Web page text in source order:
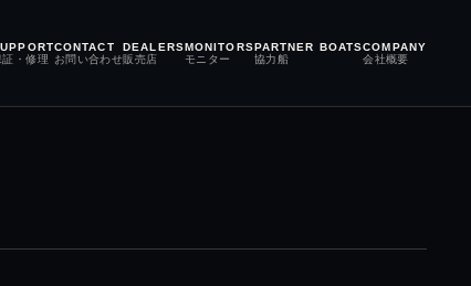
証・修理
CONTACT
お問い合わせ
DEALERS
販売店
MONITORS
モニター
PARTNER BOATS
協力船
COMPANY
会社概要